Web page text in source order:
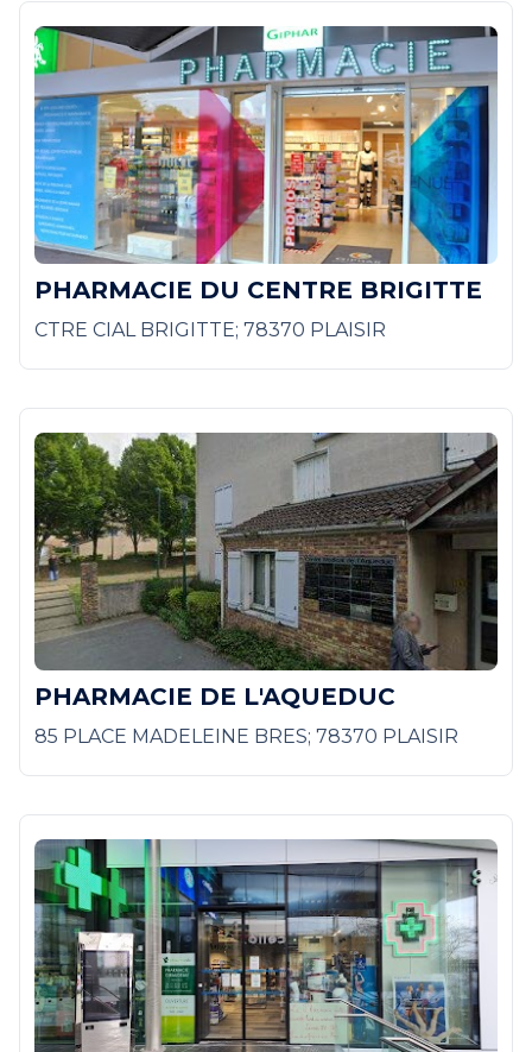
PHARMACIE DU CENTRE BRIGITTE
CTRE CIAL BRIGITTE; 78370 PLAISIR
PHARMACIE DE L'AQUEDUC
85 PLACE MADELEINE BRES; 78370 PLAISIR